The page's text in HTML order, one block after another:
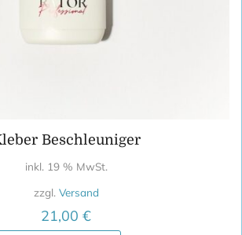
Beschleuniger
inkl. 19 % MwSt.
zzgl. Versand
21,00 €